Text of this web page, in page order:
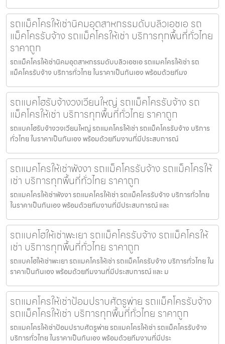
รถแม็คโครให้เช่านิคมอุตสาหกรรมดับบลิวเอชเอ รถ
แม็คโครรับจ้าง รถแม็คโครให้เช่า บริการทุกพื้นที่ทั่วไทย
ราคาถูก
รถแม็คโครให้เช่านิคมอุตสาหกรรมดับบลิวเอชเอ รถแมคโครให้เช่า รถ
แม็คโครรับจ้าง บริการทั่วไทย ในราคาเป็นกันเอง พร้อมด้วยทีมง
รถแบคโฮรับจ้างวงเวียนใหญ่ รถแม็คโครรับจ้าง รถ
แม็คโครให้เช่า บริการทุกพื้นที่ทั่วไทย ราคาถูก
รถแบคโฮรับจ้างวงเวียนใหญ่ รถแมคโครให้เช่า รถแม็คโครรับจ้าง บริการ
ทั่วไทย ในราคาเป็นกันเอง พร้อมด้วยทีมงานที่มีประสบการณ์
รถแมคโครให้เช่าพังงา รถแม็คโครรับจ้าง รถแม็คโครให้
เช่า บริการทุกพื้นที่ทั่วไทย ราคาถูก
รถแมคโครให้เช่าพังงา รถแมคโครให้เช่า รถแม็คโครรับจ้าง บริการทั่วไทย
ในราคาเป็นกันเอง พร้อมด้วยทีมงานที่มีประสบการณ์ และ
รถแบคโฮให้เช่าพะเยา รถแม็คโครรับจ้าง รถแม็คโครให้
เช่า บริการทุกพื้นที่ทั่วไทย ราคาถูก
รถแบคโฮให้เช่าพะเยา รถแมคโครให้เช่า รถแม็คโครรับจ้าง บริการทั่วไทย ใน
ราคาเป็นกันเอง พร้อมด้วยทีมงานที่มีประสบการณ์ และ ม
รถแมคโครให้เช่าป้อมปราบศัตรูพ่าย รถแม็คโครรับจ้าง
รถแม็คโครให้เช่า บริการทุกพื้นที่ทั่วไทย ราคาถูก
รถแมคโครให้เช่าป้อมปราบศัตรูพ่าย รถแมคโครให้เช่า รถแม็คโครรับจ้าง
บริการทั่วไทย ในราคาเป็นกันเอง พร้อมด้วยทีมงานที่มีประ